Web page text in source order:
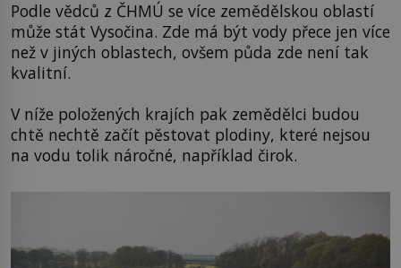
Podle vědců z ČHMÚ se více zemědělskou oblastí
může stát Vysočina. Zde má být vody přece jen více
než v jiných oblastech, ovšem půda zde není tak
kvalitní.
V níže položených krajích pak zemědělci budou
chtě nechtě začít pěstovat plodiny, které nejsou
na vodu tolik náročné, například čirok.